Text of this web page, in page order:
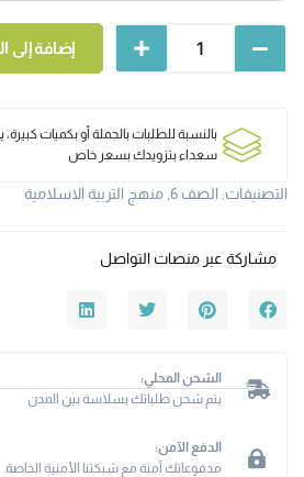
إضافة إلى
بالنسبة للطلبات بالجملة أو بكميات
سعداء بتزويدك بسعر خاص
التصنيفات: الصف 6 منهج التربية الاسلامية
مشاركة عبر منصات التواصل
الشحن المحلي:
يتم شحن طلباتك بسلاسة بين المدن
الدفع الآمن:
مدفوعاتك آمنة مع شبكتنا الأمنية الخاصة.